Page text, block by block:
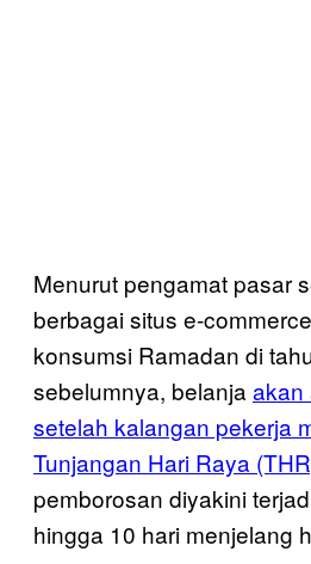
Menurut pengamat pasar
berbagai situs e-
konsumsi Ramadan di
sebelumnya, belanjaakan
setelah kalangan pekerja
Tunjangan Hari Raya
pemborosan diyakini
hingga 10 hari menjelang